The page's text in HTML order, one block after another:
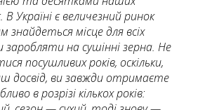
В Україні є величезний ринок
знайдеться місце для всіх
на сушінні зерна. Не
посушливих років, оскільки,
досвід, ви завжди отримаєте
в розрізі кількох років: